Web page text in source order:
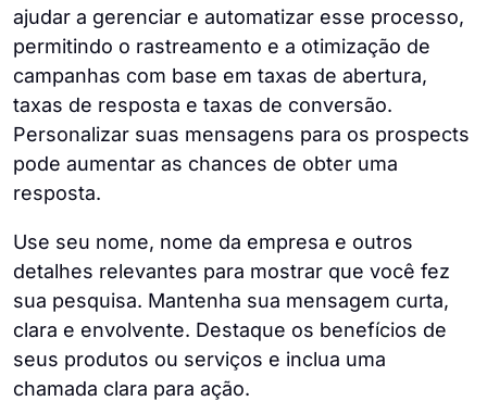
ajudar a gerenciar e automatizar esse processo,
permitindo o rastreamento e a otimização de
campanhas com base em taxas de abertura,
taxas de resposta e taxas de conversão.
Personalizar suas mensagens para os prospects
pode aumentar as chances de obter uma
resposta.
Use seu nome, nome da empresa e outros
detalhes relevantes para mostrar que você fez
sua pesquisa. Mantenha sua mensagem curta,
clara e envolvente. Destaque os benefícios de
seus produtos ou serviços e inclua uma
chamada clara para ação.